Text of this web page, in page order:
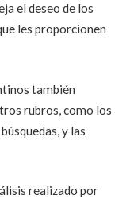
el deseo de los
les proporcionen
también
rubros, como los
y las
realizado por